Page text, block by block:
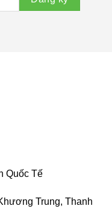
Quốc Tế
Trung, Thanh